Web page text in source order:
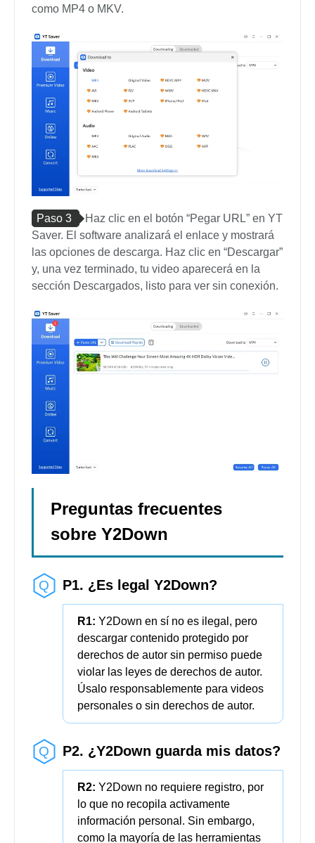
como MP4 o MKV.
Paso 3
Haz clic en el botón “Pegar URL” en YT
Saver. El software analizará el enlace y mostrará
las opciones de descarga. Haz clic en “Descargar”
y, una vez terminado, tu video aparecerá en la
sección Descargados, listo para ver sin conexión.
Preguntas frecuentes
sobre Y2Down
P1. ¿Es legal Y2Down?
R1: Y2Down en sí no es ilegal, pero
descargar contenido protegido por
derechos de autor sin permiso puede
violar las leyes de derechos de autor.
Úsalo responsablemente para videos
personales o sin derechos de autor.
P2. ¿Y2Down guarda mis datos?
R2: Y2Down no requiere registro, por
lo que no recopila activamente
información personal. Sin embargo,
como la mayoría de las herramientas